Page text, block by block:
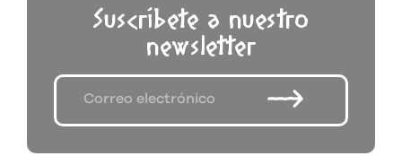
Suscríbete a nuestro
newsletter